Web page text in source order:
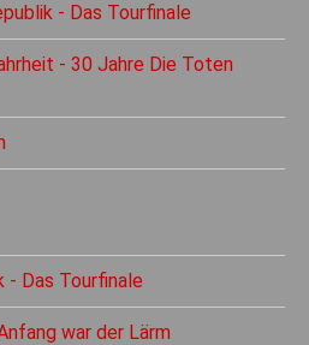
- Das Tourfinale
- 30 Jahre Die Toten
- Das Tourfinale
war der Lärm